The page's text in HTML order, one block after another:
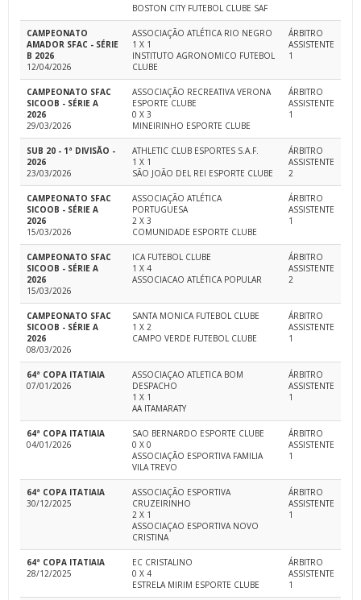
BOSTON CITY FUTEBOL CLUBE SAF
CAMPEONATO
AMADOR SFAC - SÉRIE
B 2026
12/04/2026
ASSOCIAÇÃO ATLÉTICA RIO NEGRO
1 X 1
INSTITUTO AGRONOMICO FUTEBOL
CLUBE
ÁRBITRO
ASSISTENTE
1
CAMPEONATO SFAC
SICOOB - SÉRIE A
2026
29/03/2026
ASSOCIAÇÃO RECREATIVA VERONA
ESPORTE CLUBE
0 X 3
MINEIRINHO ESPORTE CLUBE
ÁRBITRO
ASSISTENTE
1
SUB 20 - 1ª DIVISÃO -
2026
23/03/2026
ATHLETIC CLUB ESPORTES S.A.F.
1 X 1
SÃO JOÃO DEL REI ESPORTE CLUBE
ÁRBITRO
ASSISTENTE
2
CAMPEONATO SFAC
SICOOB - SÉRIE A
2026
15/03/2026
ASSOCIAÇÃO ATLÉTICA
PORTUGUESA
2 X 3
COMUNIDADE ESPORTE CLUBE
ÁRBITRO
ASSISTENTE
1
CAMPEONATO SFAC
SICOOB - SÉRIE A
2026
15/03/2026
ICA FUTEBOL CLUBE
1 X 4
ASSOCIACAO ATLÉTICA POPULAR
ÁRBITRO
ASSISTENTE
2
CAMPEONATO SFAC
SICOOB - SÉRIE A
2026
08/03/2026
SANTA MONICA FUTEBOL CLUBE
1 X 2
CAMPO VERDE FUTEBOL CLUBE
ÁRBITRO
ASSISTENTE
1
64ª COPA ITATIAIA
07/01/2026
ASSOCIAÇAO ATLETICA BOM
DESPACHO
1 X 1
AA ITAMARATY
ÁRBITRO
ASSISTENTE
1
64ª COPA ITATIAIA
04/01/2026
SAO BERNARDO ESPORTE CLUBE
0 X 0
ASSOCIAÇÃO ESPORTIVA FAMILIA
VILA TREVO
ÁRBITRO
ASSISTENTE
1
64ª COPA ITATIAIA
30/12/2025
ASSOCIAÇÃO ESPORTIVA
CRUZEIRINHO
2 X 1
ASSOCIAÇAO ESPORTIVA NOVO
CRISTINA
ÁRBITRO
ASSISTENTE
1
64ª COPA ITATIAIA
28/12/2025
EC CRISTALINO
0 X 4
ESTRELA MIRIM ESPORTE CLUBE
ÁRBITRO
ASSISTENTE
1